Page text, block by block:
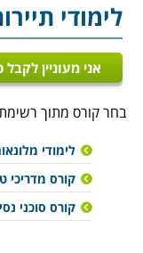
לימודי
אני מעוניין
בחר קורס מתוך
לימודי
קורס מדריכי
קורס סוכני